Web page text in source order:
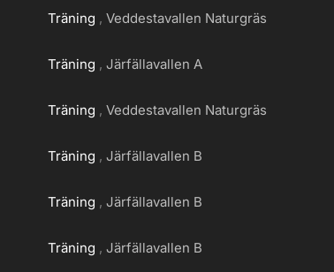
Träning Veddestavallen Naturgräs
Träning Järfällavallen A
Träning Veddestavallen Naturgräs
Träning Järfällavallen B
Träning Järfällavallen B
Träning Järfällavallen B